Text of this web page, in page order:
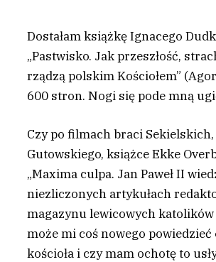
Dostałam książkę Ignacego
„Pastwisko. Jak przeszłość,
rządzą polskim Kościołem”
600 stron. Nogi się pode mną
Czy po filmach braci
Gutowskiego, książce Ekke
„Maxima culpa. Jan Paweł II
niezliczonych artykułach
magazynu lewicowych katolików
może mi coś nowego
kościoła i czy mam ochotę to